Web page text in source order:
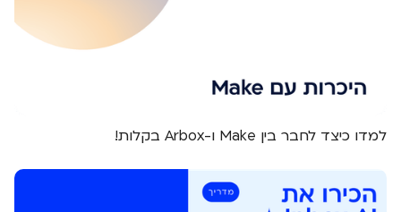
למדו כיצד לחבר בין Make ו-Arbox בקלות!